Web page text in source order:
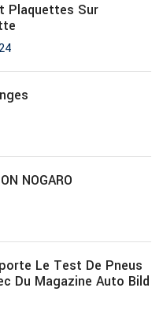
Plaquettes Sur
NOGARO
Le Test De Pneus
Du Magazine Auto Bild